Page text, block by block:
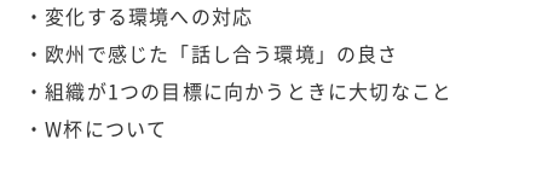
・変化する環境への対応
・欧州で感じた「話し合う環境」の良さ
・組織が1つの目標に向かうときに大切なこと
・W杯について